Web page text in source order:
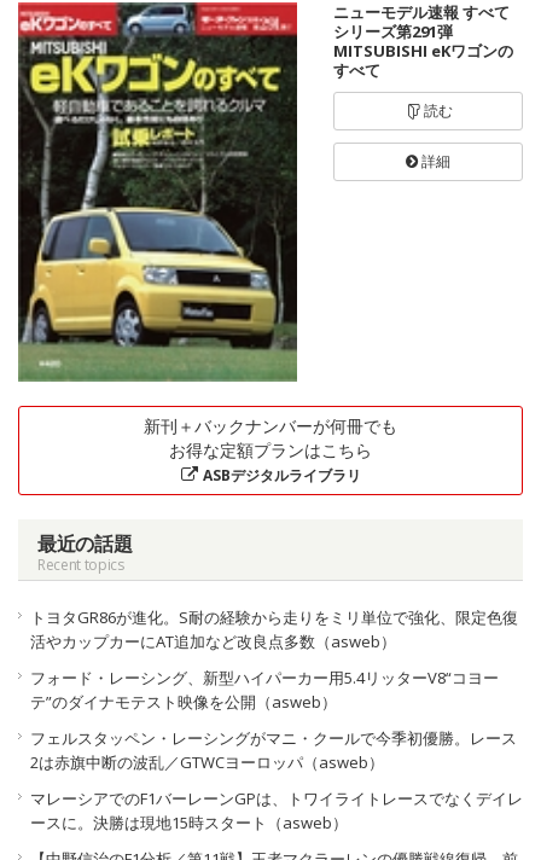
ニューモデル速報 すべて
シリーズ第291弾
MITSUBISHI eKワゴンの
すべて
読む
詳細
新刊＋バックナンバーが何冊でも
お得な定額プランはこちら
ASBデジタルライブラリ
最近の話題
Recent topics
トヨタGR86が進化。S耐の経験から走りをミリ単位で強化、限定色復
活やカップカーにAT追加など改良点多数（asweb）
フォード・レーシング、新型ハイパーカー用5.4リッターV8“コヨー
テ”のダイナモテスト映像を公開（asweb）
フェルスタッペン・レーシングがマニ・クールで今季初優勝。レース
2は赤旗中断の波乱／GTWCヨーロッパ（asweb）
マレーシアでのF1バーレーンGPは、トワイライトレースでなくデイレ
ースに。決勝は現地15時スタート（asweb）